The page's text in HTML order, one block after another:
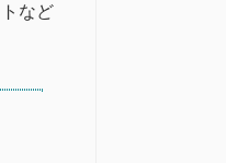
など